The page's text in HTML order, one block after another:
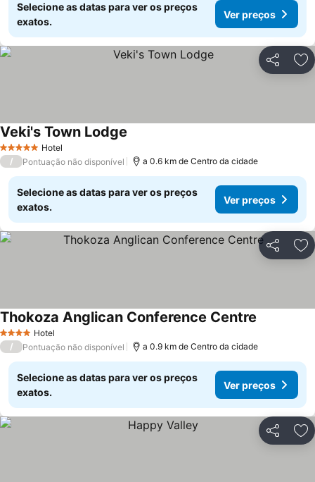
Selecione as datas para ver os preços
exatos.
Ver preços
Partilhar
5 Estrelas Hotel
Veki's Town Lodge
/ Pontuação não disponível a 0.6 km de Centro da cidade
Selecione as datas para ver os preços
exatos.
Ver preços
Partilhar
4 EstrelasHotel
Thokoza Anglican Conference Centre
/ Pontuação não disponível a 0.9 km de Centro da cidade
Selecione as datas para ver os preços
exatos.
Ver preços
Partilhar